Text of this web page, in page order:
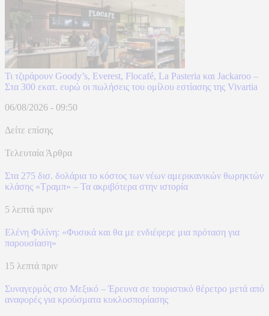
Τι τζιράρουν Goody’s, Everest, Flocafé, La Pasteria και Jackaroo –
Στα 300 εκατ. ευρώ οι πωλήσεις του ομίλου εστίασης της Vivartia
06/08/2026 - 09:50
Δείτε επίσης
Τελευταία Άρθρα
Στα 275 δισ. δολάρια το κόστος των νέων αμερικανικών θωρηκτών
κλάσης «Τραμπ» – Τα ακριβότερα στην ιστορία
5 λεπτά πριν
Ελένη Φιλίνη: «Φυσικά και θα με ενδιέφερε μια πρόταση για
παρουσίαση»
15 λεπτά πριν
Συναγερμός στο Μεξικό – Έρευνα σε τουριστικό θέρετρο μετά από
αναφορές για κρούσματα κυκλοσπορίασης